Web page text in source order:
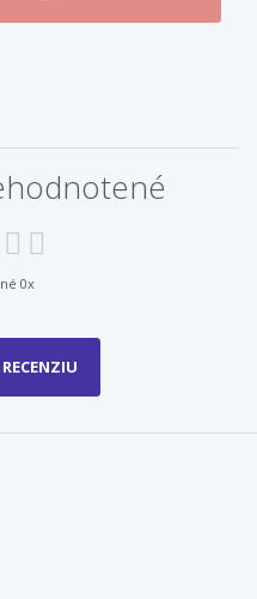
0x